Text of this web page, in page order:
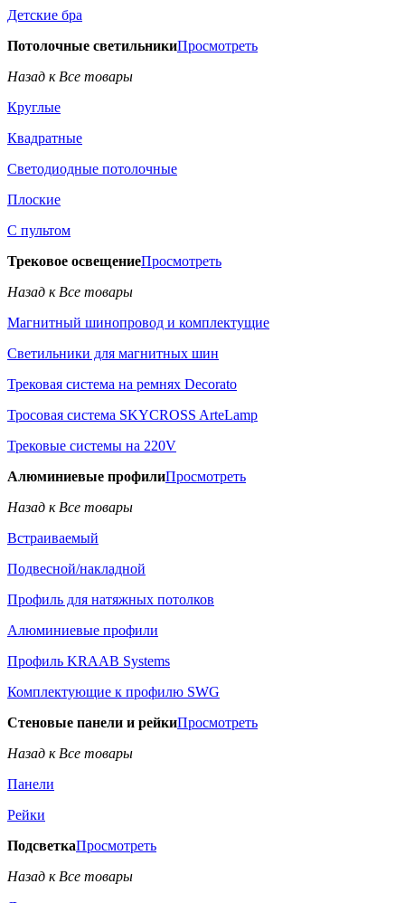
Детские бра
Потолочные светильникиПросмотреть
Назад к Все товары
Круглые
Квадратные
Светодиодные потолочные
Плоские
С пультом
Трековое освещениеПросмотреть
Назад к Все товары
Магнитный шинопровод и комплектущие
Светильники для магнитных шин
Трековая система на ремнях Decorato
Тросовая система SKYCROSS ArteLamp
Трековые системы на 220V
Алюминиевые профилиПросмотреть
Назад к Все товары
Встраиваемый
Подвесной/накладной
Профиль для натяжных потолков
Алюминиевые профили
Профиль KRAAB Systems
Комплектующие к профилю SWG
Стеновые панели и рейкиПросмотреть
Назад к Все товары
Панели
Рейки
ПодсветкаПросмотреть
Назад к Все товары